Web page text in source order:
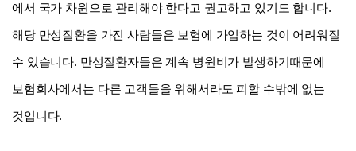
에서 국가 차원으로 관리해야 한다고 권고하고 있기도 합니다.
해당 만성질환을 가진 사람들은 보험에 가입하는 것이 어려워질
수 있습니다. 만성질환자들은 계속 병원비가 발생하기때문에
보험회사에서는 다른 고객들을 위해서라도 피할 수밖에 없는
것입니다.